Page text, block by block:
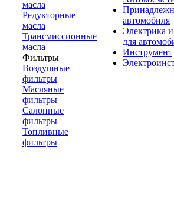
масла
Редукторные
масла
Трансмиссионные
масла
Фильтры
Воздушные
фильтры
Масляные
фильтры
Салонные
фильтры
Топливные
фильтры
автомобиля
Электрика
для
Инструмент